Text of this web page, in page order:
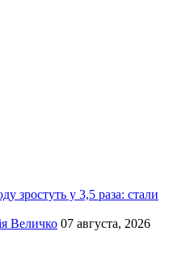
зростуть у 3,5 раза: стали
Величко 07 августа, 2026